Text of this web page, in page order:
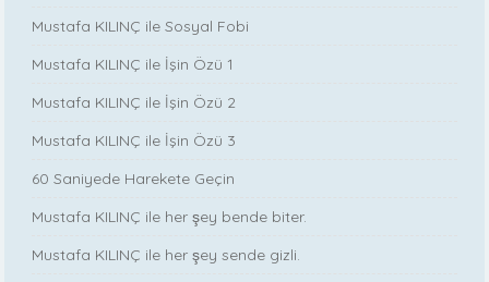
Mustafa KILINÇ ile Sosyal Fobi
Mustafa KILINÇ ile İşin Özü 1
Mustafa KILINÇ ile İşin Özü 2
Mustafa KILINÇ ile İşin Özü 3
60 Saniyede Harekete Geçin
Mustafa KILINÇ ile her şey bende biter.
Mustafa KILINÇ ile her şey sende gizli.